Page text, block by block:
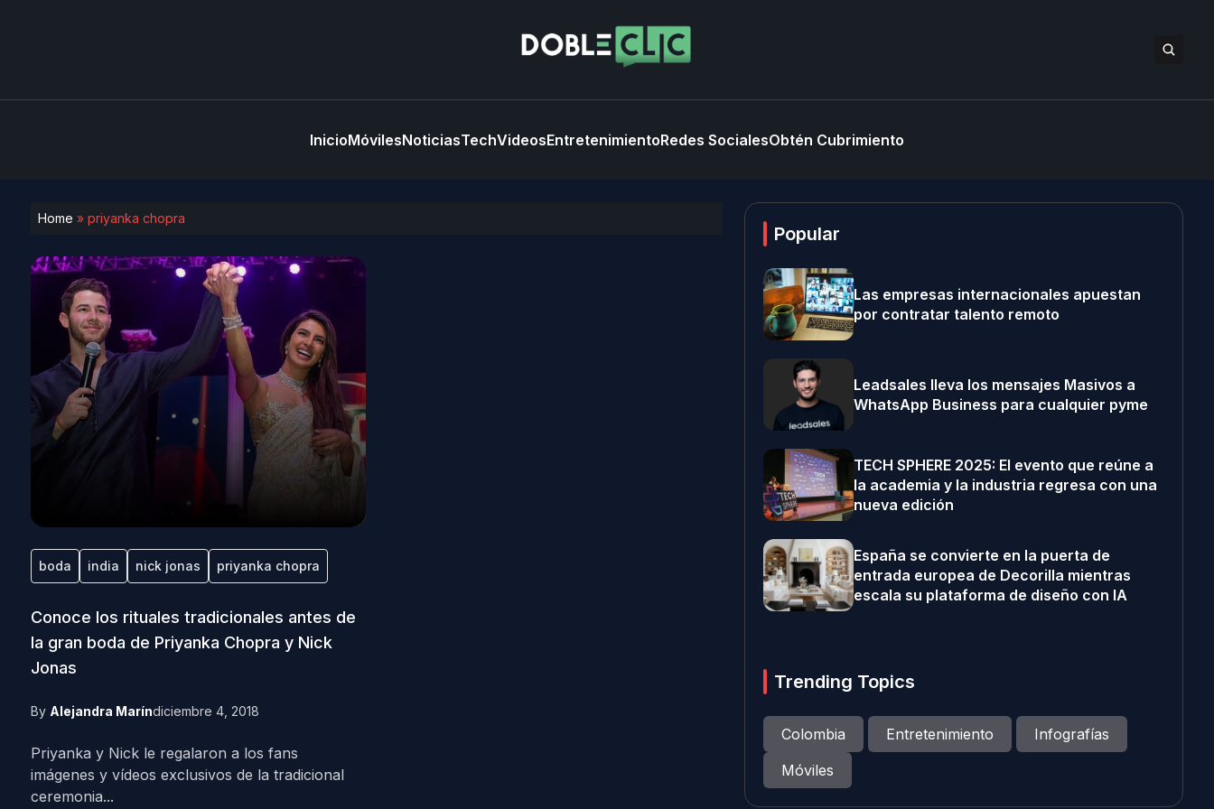
InicioMóvilesNoticiasTechVideosEntretenimientoRedes SocialesObtén Cubrimiento
Home » priyanka chopra
boda india nick jonas priyanka chopra
Conoce los rituales tradicionales antes de
la gran boda de Priyanka Chopra y Nick
Jonas
By Alejandra Maríndiciembre 4, 2018
Priyanka y Nick le regalaron a los fans
imágenes y vídeos exclusivos de la tradicional
ceremonia...
Popular
Las empresas internacionales apuestan
por contratar talento remoto
Leadsales lleva los mensajes Masivos a
WhatsApp Business para cualquier pyme
TECH SPHERE 2025: El evento que reúne a
la academia y la industria regresa con una
nueva edición
España se convierte en la puerta de
entrada europea de Decorilla mientras
escala su plataforma de diseño con IA
Trending Topics
Colombia Entretenimiento
Infografías
Móviles